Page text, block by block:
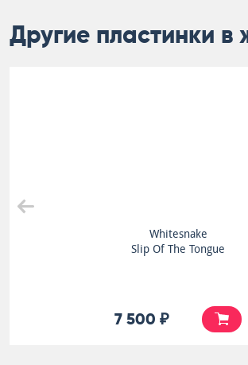
Другие пластинки в
Whitesnake
Slip Of The Tongue
7 500 ₽